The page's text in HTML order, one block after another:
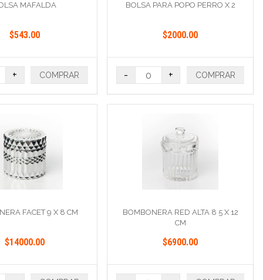
MAFALDA
$543.00
+ COMPRAR
BOLSA PARA POPO PERRO X 2
$2000.00
- + COMPRAR
FACET 9 X 8 CM
$14000.00
BOMBONERA RED ALTA 8 5 X 12
CM
$6900.00